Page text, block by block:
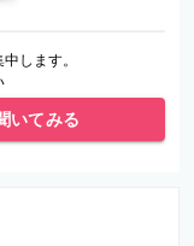
します。
いてみる